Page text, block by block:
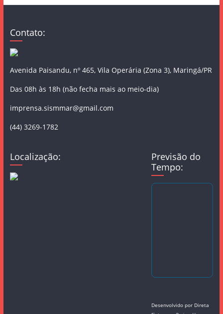
Contato:
Avenida Paisandu, nº 465, Vila Operária (Zona 3), Maringá/PR
Das 08h às 18h (não fecha mais ao meio-dia)
imprensa.sismmar@gmail.com
(44) 3269-1782
Localização:
Previsão do
Tempo:
Desenvolvido por Direta